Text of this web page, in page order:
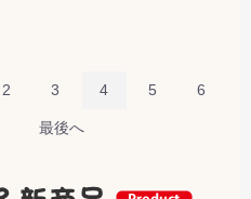
2 3 4 5 6
最後へ